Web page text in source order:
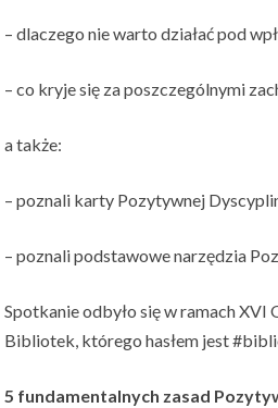
– dlaczego nie warto działać pod
– co kryje się za poszczególnymi
a także:
– poznali karty Pozytywnej
– poznali podstawowe narzędzia
Spotkanie odbyło się w ramach
Bibliotek, którego hasłem jest
5 fundamentalnych zasad